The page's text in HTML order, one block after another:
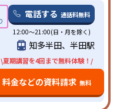
電話する 通話料無料
12:00～21:00(日・月を除く)
知多半田、半田駅
\夏期講習を4回まで無料体験！/
料金などの資料請求 無料